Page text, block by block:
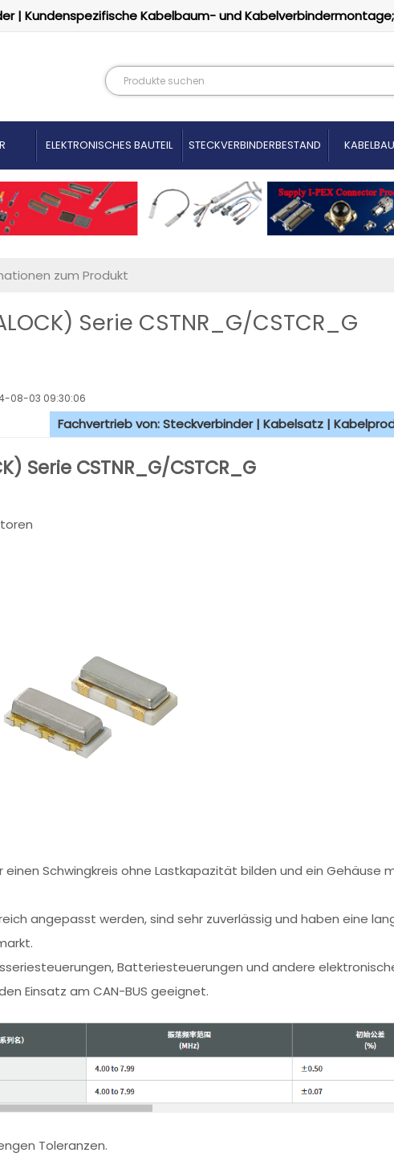
| Kundenspezifische Kabelbaum- und
ELEKTRONISCHES BAUTEIL STECKVERBINDERBESTAND
zum Produkt
Serie CSTNR_G/CSTCR_G
08-03 09:30:06
Fachvertrieb von: Steckverbinder | Kabelsatz |
Serie CSTNR_G/CSTCR_G
einen Schwingkreis ohne Lastkapazität bilden und ein Gehäuse
angepasst werden, sind sehr zuverlässig und haben eine
Batteriesteuerungen und andere
Einsatz am CAN-BUS geeignet.
Toleranzen.